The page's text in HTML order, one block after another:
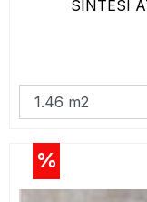
SINTESI
%